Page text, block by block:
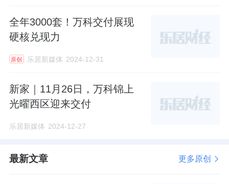
全年3000套！万科交付展现
硬核兑现力
原创 乐居新媒体 2024-12-31
新家｜11月26日，万科锦上
光曜西区迎来交付
乐居新媒体 2024-12-27
最新文章 更多原创